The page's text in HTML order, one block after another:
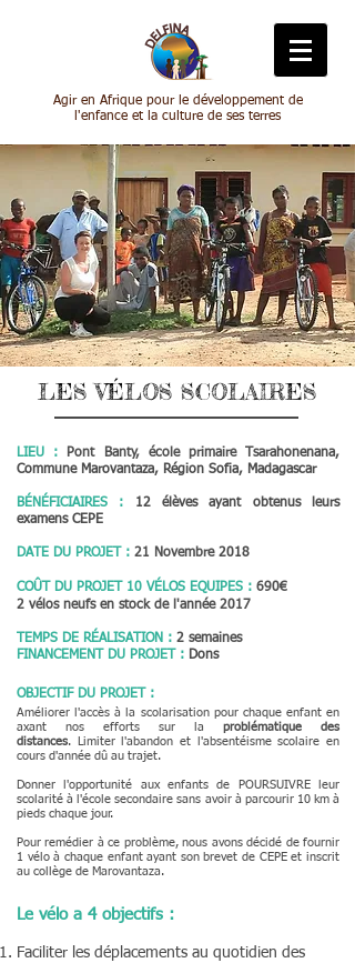
Agir en Afrique pour le développement de
l'enfance et la culture de ses terres
LESVÉLOS SCOLAIRES
LIEU : Pont Banty, école primaire Tsarahonenana,
Commune Marovantaza, Région Sofia, Madagascar
BÉNÉFICIAIRES :
12 élèves ayant obtenus leurs
examens CEPE
DATE DU PROJET : 21 Novembre2018
COÛT DU PROJET 10 VÉLOS EQUIPES : 690€
2 vélosneufs en stock de l'année 2017
TEMPS DE RÉALISATION : 2 semaines
FINANCEMENT DU PROJET : Dons
OBJECTIF DU PROJET :
Améliorer l'accès à la scolarisation pour chaque enfant en
axant nos efforts sur la problématique des
distances. Limiter l'abandon et l'absentéisme scolaire en
cours d'année dû au trajet.
Donner l'opportunité aux enfants de POURSUIVRE leur
scolarité à l'école secondaire sans avoir à parcourir 10 km à
pieds chaque jour.
Pour remédier à ce problème, nous avons décidé de fournir
1 vélo à chaque enfant ayant son brevet de CEPE et inscrit
au collège de Marovantaza.
Le vélo a 4 objectifs :
Faciliter les déplacements au quotidien des